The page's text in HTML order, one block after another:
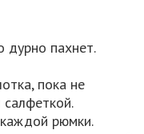
дурно пахнет.
пока не
рюмки.